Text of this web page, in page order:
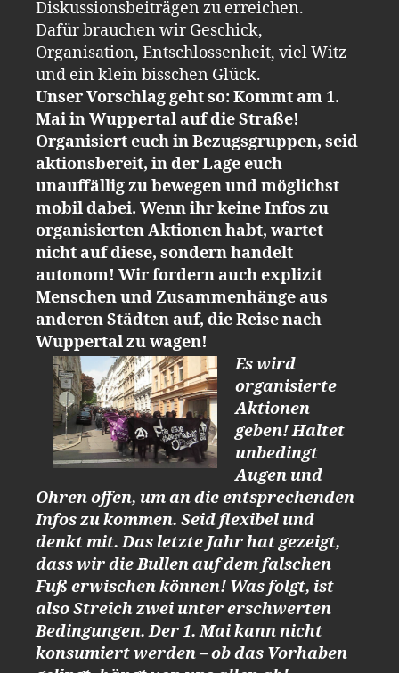
Diskussionsbeiträgen zu erreichen.
Dafür brauchen wir Geschick,
Organisation, Entschlossenheit, viel Witz
und ein klein bisschen Glück.
Unser Vorschlag geht so: Kommt am 1.
Mai in Wuppertal auf die Straße!
Organisiert euch in Bezugsgruppen, seid
aktionsbereit, in der Lage euch
unauffällig zu bewegen und möglichst
mobil dabei. Wenn ihr keine Infos zu
organisierten Aktionen habt, wartet
nicht auf diese, sondern handelt
autonom! Wir fordern auch explizit
Menschen und Zusammenhänge aus
anderen Städten auf, die Reise nach
Wuppertal zu wagen!
Es wird
organisierte
Aktionen
geben! Haltet
unbedingt
Augen und
Ohren offen, um an die entsprechenden
Infos zu kommen. Seid flexibel und
denkt mit. Das letzte Jahr hat gezeigt,
dass wir die Bullen auf dem falschen
Fuß erwischen können! Was folgt, ist
also Streich zwei unter erschwerten
Bedingungen. Der 1. Mai kann nicht
konsumiert werden – ob das Vorhaben